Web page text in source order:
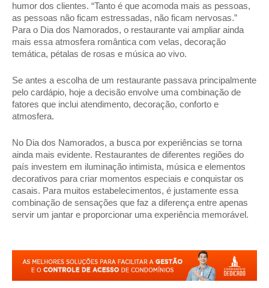
humor dos clientes. “Tanto é que acomoda mais as pessoas,
as pessoas não ficam estressadas, não ficam nervosas.”
Para o Dia dos Namorados, o restaurante vai ampliar ainda
mais essa atmosfera romântica com velas, decoração
temática, pétalas de rosas e música ao vivo.
Se antes a escolha de um restaurante passava principalmente
pelo cardápio, hoje a decisão envolve uma combinação de
fatores que inclui atendimento, decoração, conforto e
atmosfera.
No Dia dos Namorados, a busca por experiências se torna
ainda mais evidente. Restaurantes de diferentes regiões do
país investem em iluminação intimista, música e elementos
decorativos para criar momentos especiais e conquistar os
casais. Para muitos estabelecimentos, é justamente essa
combinação de sensações que faz a diferença entre apenas
servir um jantar e proporcionar uma experiência memorável.